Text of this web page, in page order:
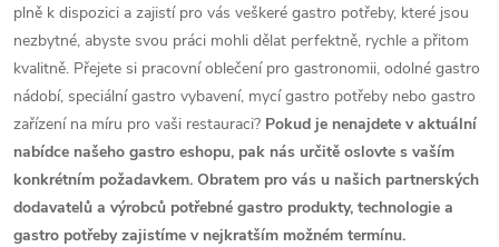
plně k dispozici a zajistí pro vás veškeré gastro potřeby, které jsou
nezbytné, abyste svou práci mohli dělat perfektně, rychle a přitom
kvalitně. Přejete si pracovní oblečení pro gastronomii, odolné gastro
nádobí, speciální gastro vybavení, mycí gastro potřeby nebo gastro
zařízení na míru pro vaši restauraci? Pokud je nenajdete v aktuální
nabídce našeho gastro eshopu, pak nás určitě oslovte s vaším
konkrétním požadavkem. Obratem pro vás u našich partnerských
dodavatelů a výrobců potřebné gastro produkty, technologie a
gastro potřeby zajistíme v nejkratším možném termínu.